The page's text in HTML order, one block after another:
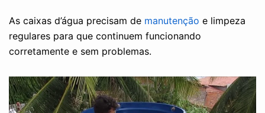
As caixas d’água precisam de manutenção e limpeza
regulares para que continuem funcionando
corretamente e sem problemas.